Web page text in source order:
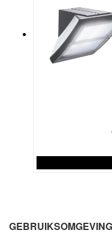
variaties.
GEBRUIKSOMGEVING